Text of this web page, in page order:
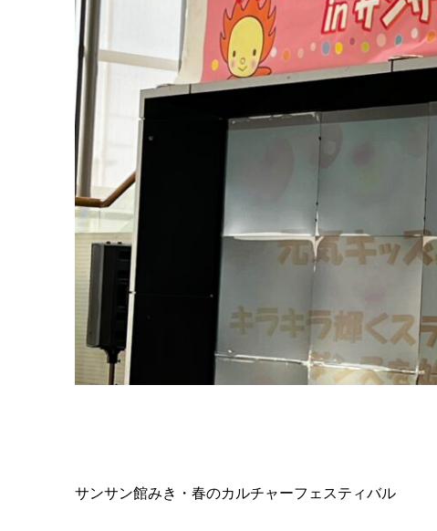
サンサン館みき・春のカルチャーフェスティバル